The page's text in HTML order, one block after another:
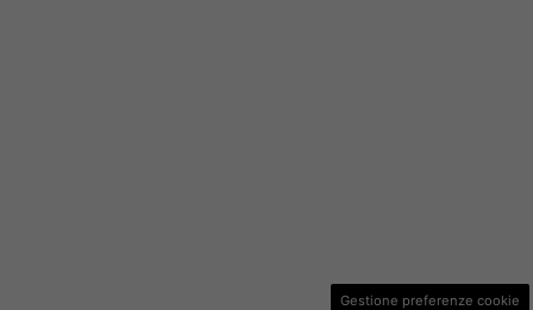
Gestione preferenze cookie